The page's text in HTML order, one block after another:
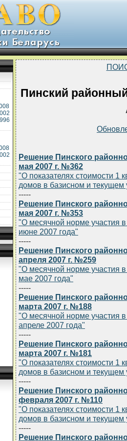
Пинский
Решение Пинского
мая 2007 г. №362
"О показателях стоимости 1
домов в базисном и текущем
-----
Решение Пинского
мая 2007 г. №353
"О месячной норме участия
июне 2007 года"
-----
Решение Пинского
апреля 2007 г. №259
"О месячной норме участия
мае 2007 года"
-----
Решение Пинского
марта 2007 г. №188
"О месячной норме участия
апреле 2007 года"
-----
Решение Пинского
марта 2007 г. №181
"О показателях стоимости 1
домов в базисном и
-----
Решение Пинского
февраля 2007 г. №110
"О показателях стоимости 1
домов в базисном и текущем
-----
Решение Пинского